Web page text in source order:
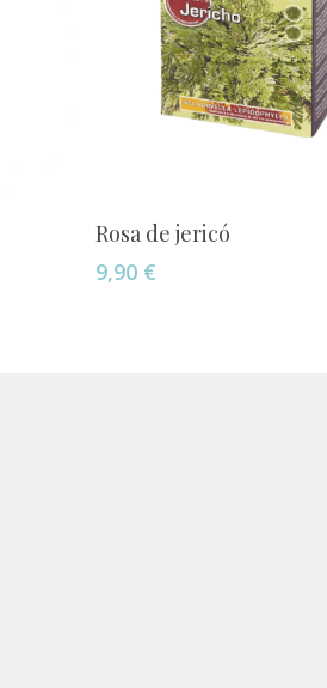
Añadir Al Carrito
Rosa de jericó
9,90 €